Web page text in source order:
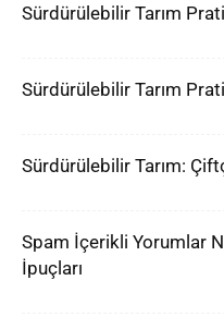
Sürdürülebilir Tarım
Sürdürülebilir Tarım
Sürdürülebilir Tarım:
Spam İçerikli Yorumlar
İpuçları